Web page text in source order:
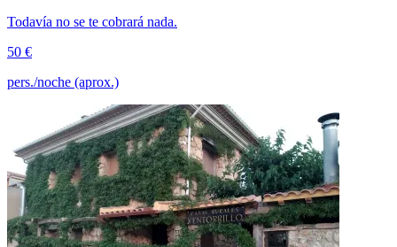
Todavía no se te cobrará nada.
50 €
pers./noche (aprox.)